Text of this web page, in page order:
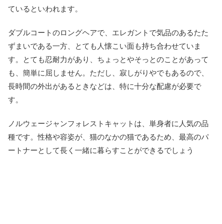
ているといわれます。
ダブルコートのロングヘアで、エレガントで気品のあるたた
ずまいである一方、とても人懐こい面も持ち合わせていま
す。とても忍耐力があり、ちょっとやそっとのことがあって
も、簡単に屈しません。ただし、寂しがりやでもあるので、
長時間の外出があるときなどは、特に十分な配慮が必要で
す。
ノルウェージャンフォレストキャットは、単身者に人気の品
種です。性格や容姿が、猫のなかの猫であるため、最高のパ
ートナーとして長く一緒に暮らすことができるでしょう